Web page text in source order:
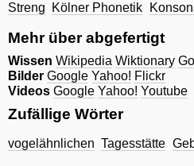
Streng Kölner Phonetik
Mehr über abgefertigt
Wissen Wikipedia Wiktionary
Bilder Google Yahoo! Flickr
Videos Google Yahoo! Youtube
Zufällige Wörter
vogelähnlichen Tagesstätte